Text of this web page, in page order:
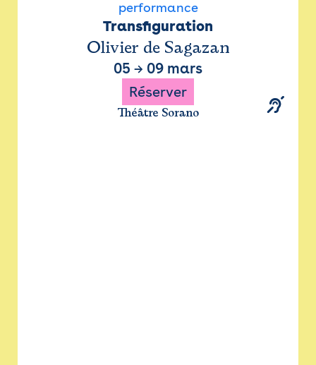
performance
Transfiguration
Olivier de Sagazan
05 → 09 mars
Réserver
Théâtre Sorano